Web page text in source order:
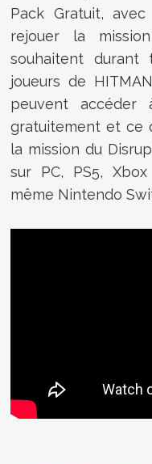
Pack Gratuit,
rejouer la
souhaitent durant
joueurs de
peuvent accéder
gratuitement et ce
la mission du
sur PC, PS5,
même Nintendo